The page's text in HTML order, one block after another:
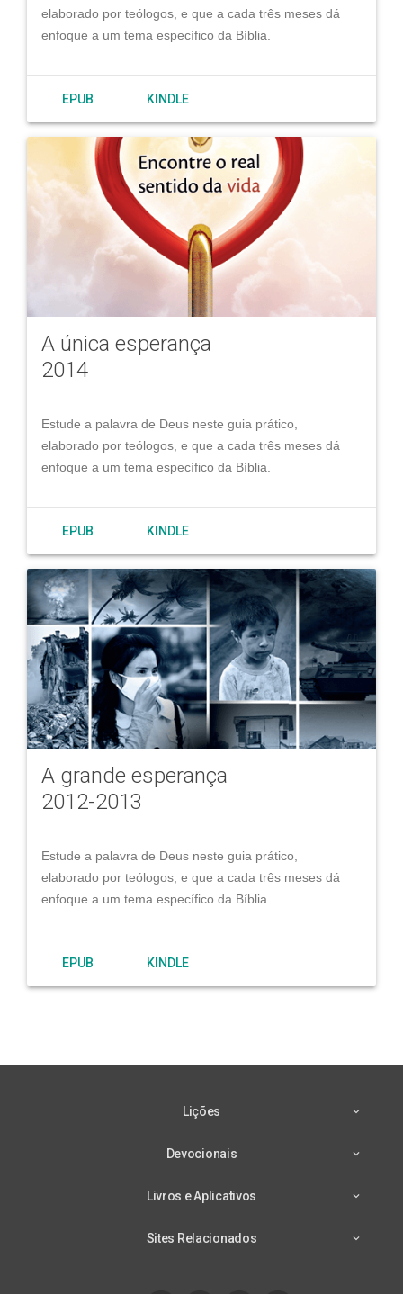
elaborado por teólogos, e que a cada três meses dá
enfoque a um tema específico da Bíblia.
EPUB KINDLE
A única esperança
2014
Estude a palavra de Deus neste guia prático,
elaborado por teólogos, e que a cada três meses dá
enfoque a um tema específico da Bíblia.
EPUB KINDLE
A grande esperança
2012-2013
Estude a palavra de Deus neste guia prático,
elaborado por teólogos, e que a cada três meses dá
enfoque a um tema específico da Bíblia.
EPUB KINDLE
Lições
Devocionais
Livros e Aplicativos
Sites Relacionados